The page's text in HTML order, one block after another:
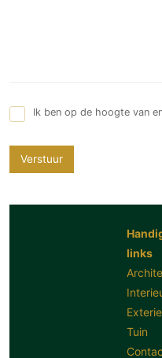
Ik ben op de hoogte van
Verstuur
links
Tuin